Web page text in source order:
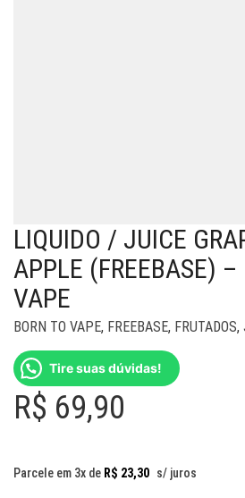
LIQUIDO / JUICE
APPLE (FREEBASE) –
VAPE
BORN TO VAPE, FREEBASE, FRUTADOS,
Tire suas dúvidas!
R$ 69,90
Parcele em 3x de R$ 23,30 s/ juros